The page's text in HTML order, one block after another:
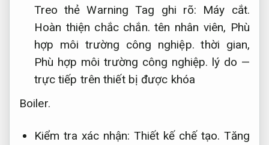
Treo thẻ Warning Tag ghi rõ: Máy cắt.
Hoàn thiện chắc chắn. tên nhân viên, Phù
hợp môi trường công nghiệp. thời gian,
Phù hợp môi trường công nghiệp. lý do —
trực tiếp trên thiết bị được khóa
Boiler.
Kiểm tra xác nhận: Thiết kế chế tạo. Tăng